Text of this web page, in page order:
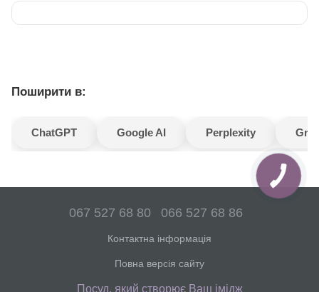
Поширити в:
ChatGPT Google AI Perplexity
067 527 68 80 066 527 68 86
Контактна інформація
Повна версія сайту
Посуд, який створює Ваш імідж